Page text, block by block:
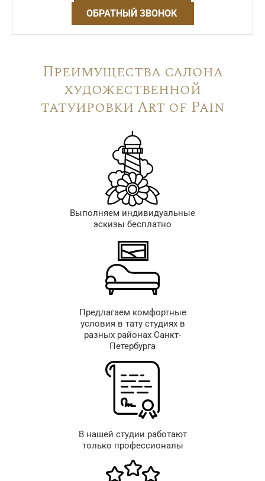
ОБРАТНЫЙ ЗВОНОК
Преимущества салона
художественной
татуировки Art of Pain
Выполняем индивидуальные
эскизы бесплатно
Предлагаем комфортные
условия в тату студиях в
разных районах Санкт-
Петербурга
В нашей студии работают
только профессионалы